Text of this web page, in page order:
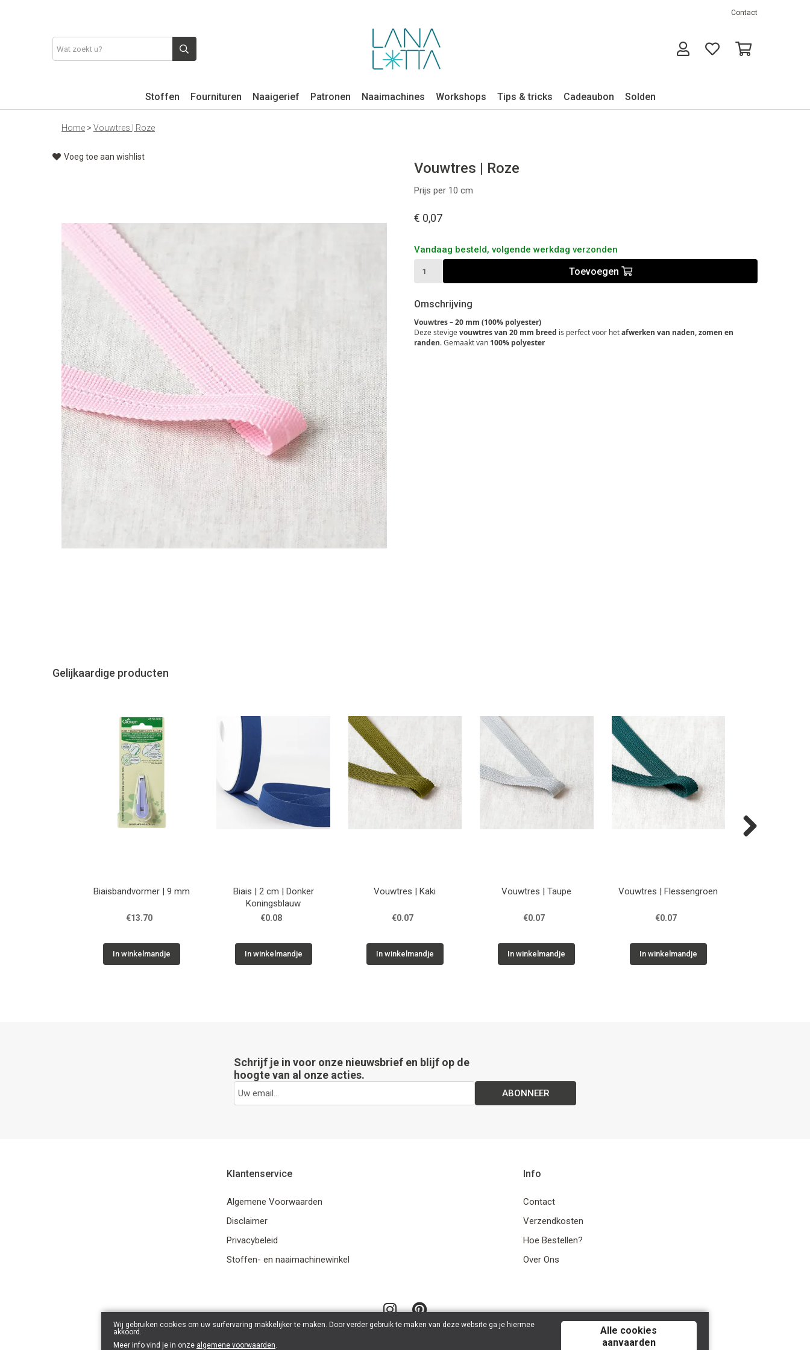
Contact
Stoffen Fournituren Naaigerief Patronen Naaimachines Workshops Tips & tricks Cadeaubon Solden
Home > Vouwtres | Roze
Voeg toe aan wishlist
Vouwtres | Roze
Prijs per 10 cm
€ 0,07
Vandaag besteld, volgende werkdag verzonden
Toevoegen
Omschrijving
Vouwtres – 20 mm (100% polyester)
Deze stevigevouwtres van 20 mm breed is perfect voor hetafwerken van naden, zomen en
randen. Gemaakt van 100% polyester
Gelijkaardige producten
Biaisbandvormer | 9 mm
€13.70
In winkelmandje
Biais | 2 cm | Donker
Koningsblauw
€0.08
In winkelmandje
Vouwtres | Kaki
€0.07
In winkelmandje
Vouwtres | Taupe
€0.07
In winkelmandje
Vouwtres | Flessengroen
€0.07
In winkelmandje
Schrijf je in voor onze nieuwsbrief en blijf op de
hoogte van al onze acties.
ABONNEER
Klantenservice
Algemene Voorwaarden
Disclaimer
Privacybeleid
Stoffen- en naaimachinewinkel
Info
Contact
Verzendkosten
Hoe Bestellen?
Over Ons
Wij gebruiken cookies om uw surfervaring makkelijker te maken. Door verder gebruik te maken van deze website ga je hiermee
akkoord.
Meer info vind je in onze algemene voorwaarden.
Alle cookies
aanvaarden